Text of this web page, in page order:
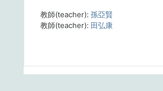
教師(teacher): 孫亞賢
教師(teacher): 田弘康